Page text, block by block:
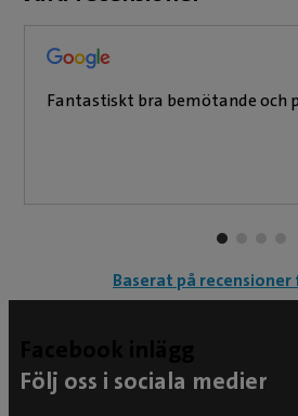
Fantastiskt bra bemötande och
Baserat på
Följ oss i sociala medier